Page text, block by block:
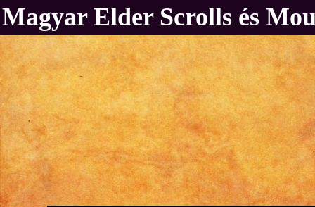
Magyar Elder Scrolls és